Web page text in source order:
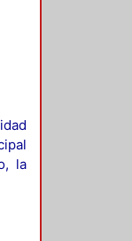
la